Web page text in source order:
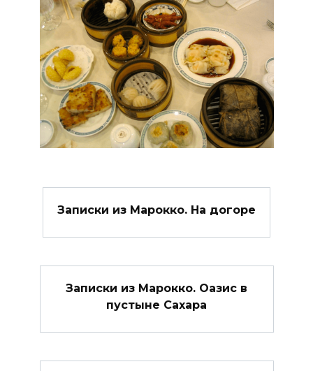
Записки из Марокко. На догоре
Записки из Марокко. Оазис в
пустыне Сахара